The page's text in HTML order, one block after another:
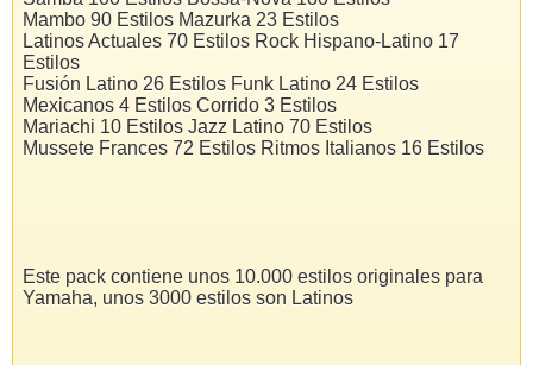
Mambo 90 Estilos Mazurka 23 Estilos
Latinos Actuales 70 Estilos Rock Hispano-Latino 17
Estilos
Fusión Latino 26 Estilos Funk Latino 24 Estilos
Mexicanos 4 Estilos Corrido 3 Estilos
Mariachi 10 Estilos Jazz Latino 70 Estilos
Mussete Frances 72 Estilos Ritmos Italianos 16 Estilos
Este pack contiene unos 10.000 estilos originales para
Yamaha, unos 3000 estilos son Latinos